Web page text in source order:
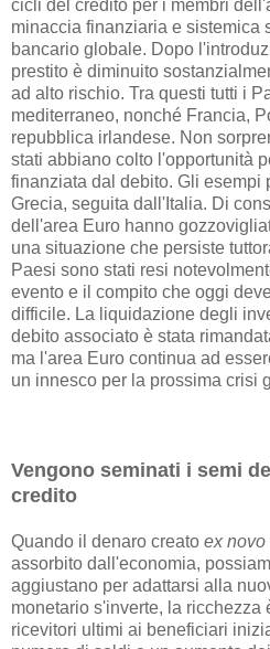
cicli del credito per i membri
minaccia finanziaria e sistemica
bancario globale. Dopo
prestito è diminuito
ad alto rischio. Tra questi tutti i
mediterraneo, nonché Francia,
repubblica irlandese. Non
stati abbiano colto l'opportunità
finanziata dal debito. Gli esempi
Grecia, seguita dall'Italia. Di
dell'area Euro hanno
una situazione che persiste
Paesi sono stati resi
evento e il compito che oggi
difficile. La liquidazione degli
debito associato è stata
ma l'area Euro continua ad
un innesco per la prossima crisi
Vengono seminati i semi
credito
Quando il denaro creato ex novo
assorbito dall'economia,
aggiustano per adattarsi alla
monetario s'inverte, la ricchezza
ricevitori ultimi ai beneficiari